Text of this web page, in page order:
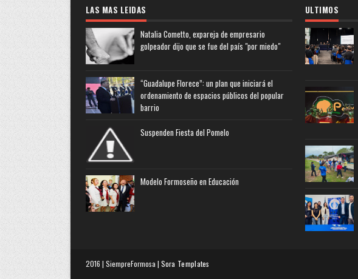
LAS MAS LEIDAS
Natalia Cometto, expareja de empresario
golpeador dijo que se fue del país "por miedo"
“Guadalupe Florece”: un plan que iniciará el
ordenamiento de espacios públicos del popular
barrio
Suspenden Fiesta del Pomelo
Modelo Formoseño en Educación
ULTIMOS
2016 | SiempreFormosa | Sora Templates